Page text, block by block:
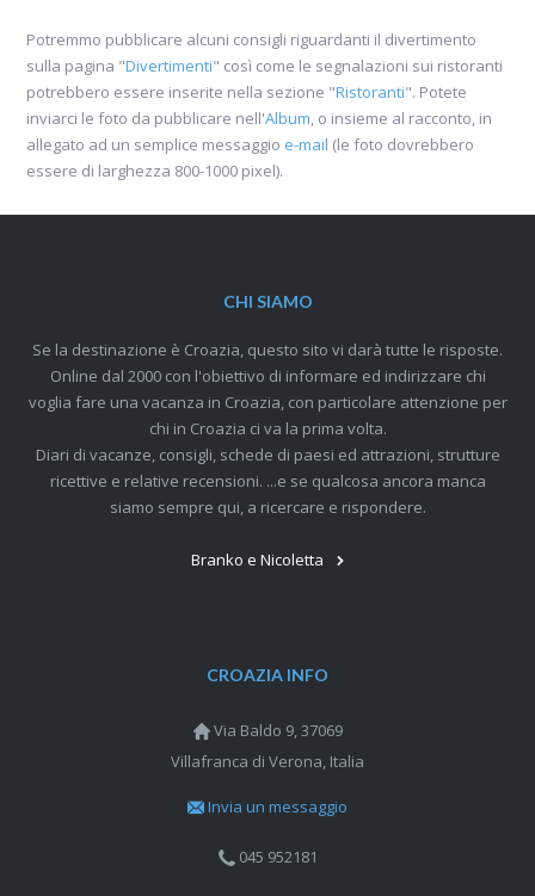
Potremmo pubblicare alcuni consigli riguardanti il divertimento
sulla pagina "Divertimenti" così come le segnalazioni sui ristoranti
potrebbero essere inserite nella sezione "Ristoranti". Potete
inviarci le foto da pubblicare nell'Album, o insieme al racconto, in
allegato ad un semplice messaggio e-mail (le foto dovrebbero
essere di larghezza 800-1000 pixel).
CHI SIAMO
Se la destinazione è Croazia, questo sito vi darà tutte le risposte.
Online dal 2000 con l'obiettivo di informare ed indirizzare chi
voglia fare una vacanza in Croazia, con particolare attenzione per
chi in Croazia ci va la prima volta.
Diari di vacanze, consigli, schede di paesi ed attrazioni, strutture
ricettive e relative recensioni. ...e se qualcosa ancora manca
siamo sempre qui, a ricercare e rispondere.
Branko e Nicoletta
CROAZIA INFO
Via Baldo 9, 37069
Villafranca di Verona, Italia
Invia un messaggio
045 952181